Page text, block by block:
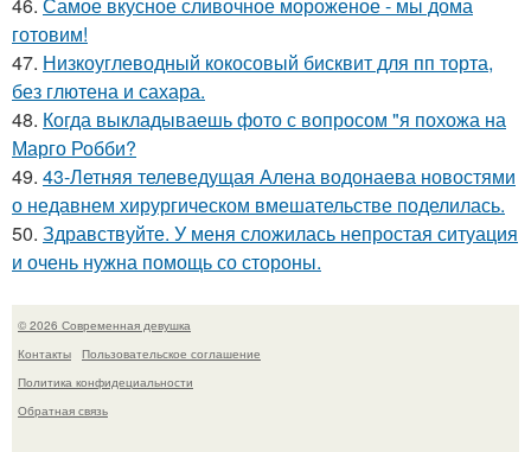
готовим!
47. Низкоуглеводный кокосовый бисквит для пп торта,
без глютена и сахара.
48. Когда выкладываешь фото с вопросом "я похожа на
Марго Робби?
49. 43-Летняя телеведущая Алена водонаева новостями
о недавнем хирургическом вмешательстве поделилась.
50. Здравствуйте. У меня сложилась непростая ситуация
и очень нужна помощь со стороны.
© 2026 Современная девушка
Контакты
Пользовательское соглашение
Политика конфидециальности
Обратная связь